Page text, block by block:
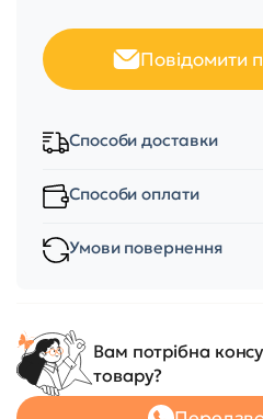
Повідомити
Способи доставки
Способи оплати
Умови повернення
Вам потрібна
товару?